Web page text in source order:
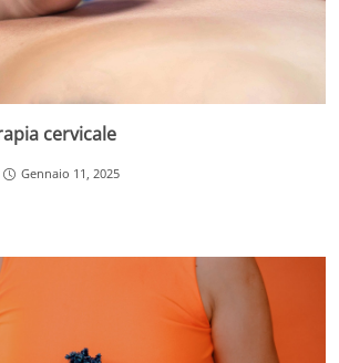
cervicale
Gennaio 11, 2025